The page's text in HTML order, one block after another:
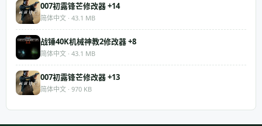
007初露锋芒修改器 +14
简体中文 · 43.1 MB
战锤40K机械神教2修改器 +8
简体中文 · 43.1 MB
007初露锋芒修改器 +13
简体中文 · 970 KB